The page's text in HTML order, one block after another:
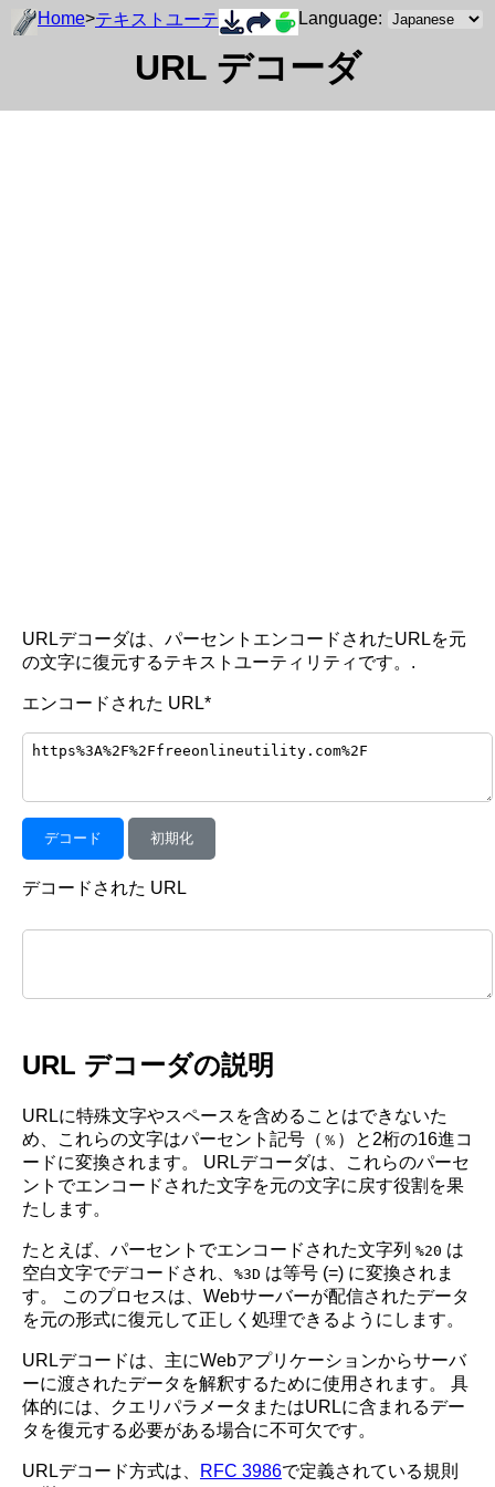
Home>テキストユーティリティ
URL デコーダ
Language:
URLデコーダは、パーセントエンコードされたURLを元
の文字に復元するテキストユーティリティです。.
エンコードされた URL*
デコード 初期化
デコードされた URL
URL デコーダの説明
URLに特殊文字やスペースを含めることはできないた
め、これらの文字はパーセント記号（ ％ ）と2桁の16進コ
ードに変換されます。 URLデコーダは、これらのパーセ
ントでエンコードされた文字を元の文字に戻す役割を果
たします。
たとえば、パーセントでエンコードされた文字列 %20 は
空白文字でデコードされ、 %3D は等号 (=) に変換されま
す。 このプロセスは、Webサーバーが配信されたデータ
を元の形式に復元して正しく処理できるようにします。
URLデコードは、主にWebアプリケーションからサーバ
ーに渡されたデータを解釈するために使用されます。 具
体的には、クエリパラメータまたはURLに含まれるデー
タを復元する必要がある場合に不可欠です。
URLデコード方式は、 RFC 3986で定義されている規則